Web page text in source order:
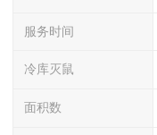
服务时间
冷库灭鼠
面积数